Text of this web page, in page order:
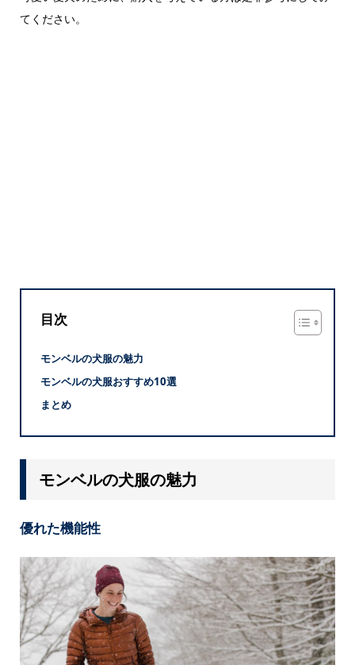
てください。
目次
モンベルの犬服の魅力
モンベルの犬服おすすめ10選
まとめ
モンベルの犬服の魅力
優れた機能性